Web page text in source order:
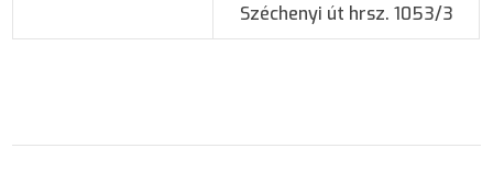
Széchenyi út hrsz. 1053/3